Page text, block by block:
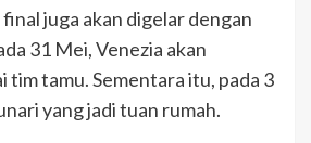
juga akan digelar dengan
31 Mei, Venezia akan
tim tamu. Sementara itu, pada 3
yang jadi tuan rumah.